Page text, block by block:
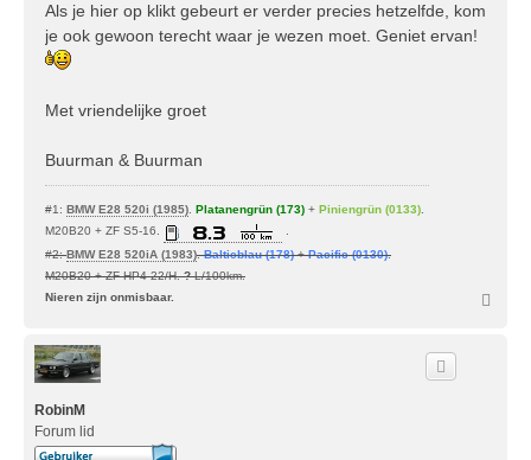
Als je hier op klikt gebeurt er verder precies hetzelfde, kom
je ook gewoon terecht waar je wezen moet. Geniet ervan!
Met vriendelijke groet
Buurman & Buurman
#1: BMW E28 520i (1985) Platanengrün (173) + Piniengrün (0133)
M20B20 + ZF S5-16.
#2:BMW E28 520iA (1983).Balticblau (178)+Pacific (0130).
M20B20 + ZF HP4-22/H.?L/100km.
Nieren zijn onmisbaar.
RobinM
Forum lid